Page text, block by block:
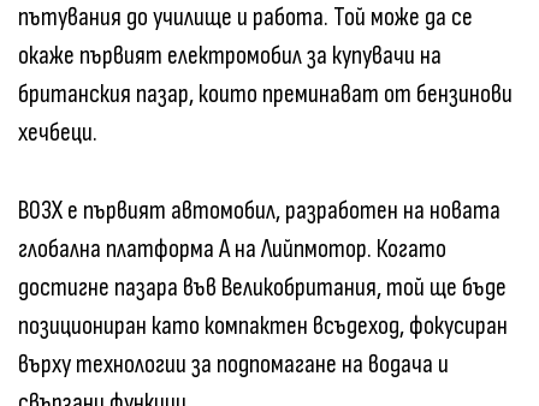
пътувания до училище и работа. Той може да се
окаже първият електромобил за купувачи на
британския пазар, които преминават от бензинови
хечбеци.
B03X е първият автомобил, разработен на новата
глобална платформа A на Лийпмотор. Когато
достигне пазара във Великобритания, той ще бъде
позициониран като компактен всъдеход, фокусиран
върху технологии за подпомагане на водача и